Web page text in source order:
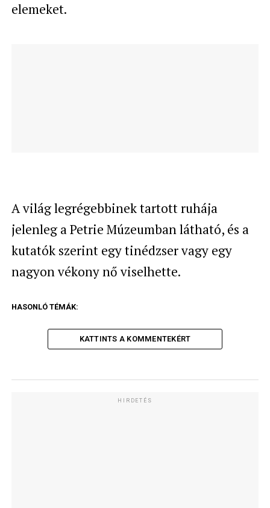
elemeket.
A világ legrégebbinek tartott ruhája
jelenleg a Petrie Múzeumban látható, és a
kutatók szerint egy tinédzser vagy egy
nagyon vékony nő viselhette.
HASONLÓ TÉMÁK:
KATTINTS A KOMMENTEKÉRT
HIRDETÉS